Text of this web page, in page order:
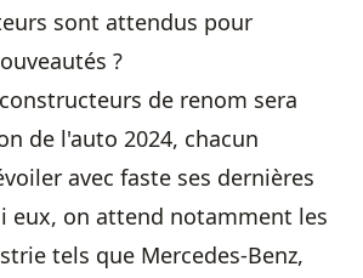
sont attendus pour
?
de renom sera
de l'auto 2024, chacun
avec faste ses dernières
eux, on attend notamment les
tels que Mercedes-Benz,